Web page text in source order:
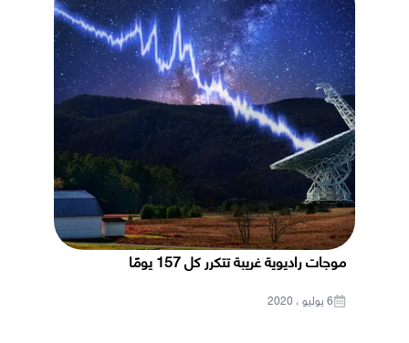
موجات راديوية غريبة تتكرر كل 157 يومًا
6 يوليو ، 2020